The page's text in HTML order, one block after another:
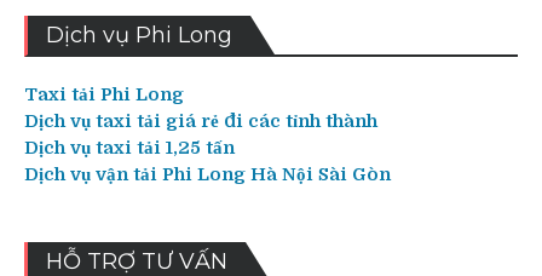
Dịch vụ Phi Long
Taxi tải Phi Long
Dịch vụ taxi tải giá rẻ đi các tỉnh thành
Dịch vụ taxi tải 1,25 tấn
Dịch vụ vận tải Phi Long Hà Nội Sài Gòn
HỖ TRỢ TƯ VẤN